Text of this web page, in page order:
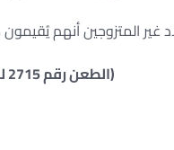
غير المتزوجين أنهم
(الطعن رقم 2715 لسنة 70 ق – جلسة 24/12/2001)